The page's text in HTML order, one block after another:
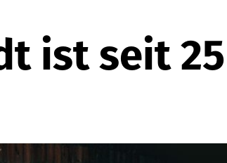
ist seit